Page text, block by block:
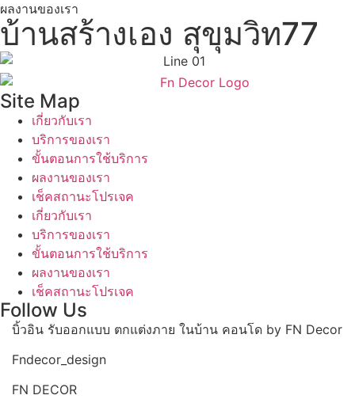
ผลงานของเรา
บ้านสร้างเอง สุขุมวิท77
Site Map
เกี่ยวกับเรา
บริการของเรา
ขั้นตอนการใช้บริการ
ผลงานของเรา
เช็คสถานะโปรเจค
เกี่ยวกับเรา
บริการของเรา
ขั้นตอนการใช้บริการ
ผลงานของเรา
เช็คสถานะโปรเจค
Follow Us
บิ้วอิน รับออกแบบ ตกแต่งภาย ในบ้าน คอนโด by FN Decor
Fndecor_design
FN DECOR